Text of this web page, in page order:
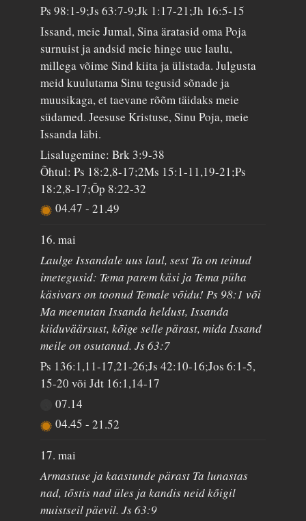
Ps 98:1-9;Js 63:7-9;Jk 1:17-21;Jh 16:5-15
Issand, meie Jumal, Sina äratasid oma Poja
surnuist ja andsid meie hinge uue laulu,
millega võime Sind kiita ja ülistada. Julgusta
meid kuulutama Sinu tegusid sõnade ja
muusikaga, et taevane rõõm täidaks meie
südamed. Jeesuse Kristuse, Sinu Poja, meie
Issanda läbi.
Lisalugemine: Brk 3:9-38
Õhtul: Ps 18:2,8-17;2Ms 15:1-11,19-21;Ps
18:2,8-17;Õp 8:22-32
04.47-21.49
16. mai
Laulge Issandale uus laul, sest Ta on teinud
imetegusid: Tema parem käsi ja Tema püha
käsivars on toonud Temale võidu! Ps 98:1 või
Ma meenutan Issanda heldust, Issanda
kiiduväärsust, kõige selle pärast, mida Issand
meile on osutanud. Js 63:7
Ps 136:1,11-17,21-26;Js 42:10-16;Jos 6:1-5,
15-20 või Jdt 16:1,14-17
07.14
04.45-21.52
17. mai
Armastuse ja kaastunde pärast Ta lunastas
nad, tõstis nad üles ja kandis neid kõigil
muistseil päevil. Js 63:9